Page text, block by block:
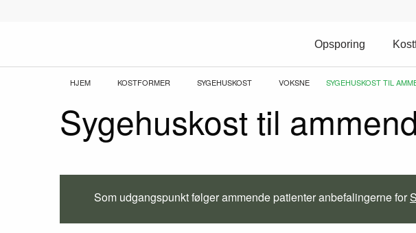
Opsporing
Brødkrumme
HJEM KOSTFORMER SYGEHUSKOST VOKSNE CURRENT:
SYGEHUSKOST TIL
Sygehuskost til
Som udgangspunkt følger ammende patienter anbefalingerne for